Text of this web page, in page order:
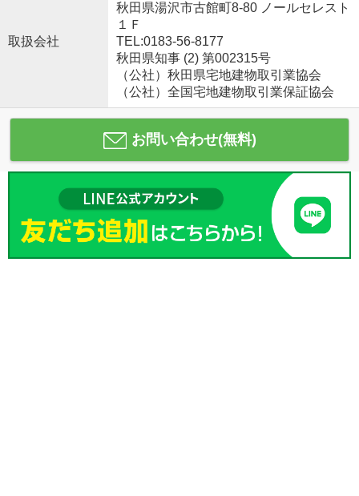
取扱会社
秋田県湯沢市古館町8-80 ノールセレスト
１Ｆ
TEL:0183-56-8177
秋田県知事 (2) 第002315号
（公社）秋田県宅地建物取引業協会
（公社）全国宅地建物取引業保証協会
お問い合わせ(無料)